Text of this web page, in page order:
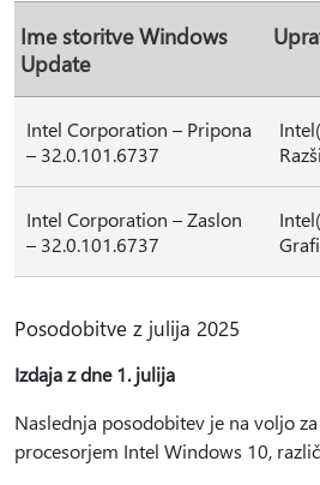
Ime storitve Windows
Update
Intel Corporation – Pripona
– 32.0.101.6737
Intel Corporation – Zaslon
– 32.0.101.6737
Posodobitve z julija 2025
Izdaja z dne 1. julija
Naslednja posodobitev je na voljo
procesorjem Intel Windows 10,